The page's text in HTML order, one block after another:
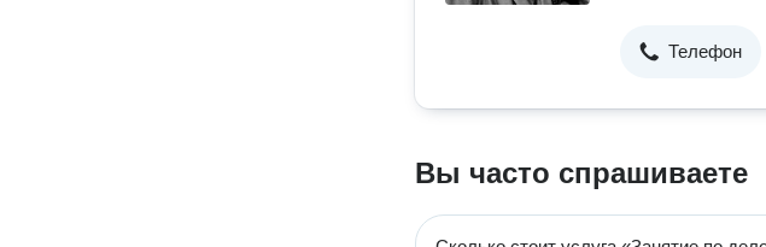
Телефон
Вы часто спрашиваете